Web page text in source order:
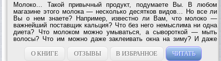
Молоко… Такой привычный продукт, подумаете Вы. В любом
магазине этого молока — несколько десятков видов… Но все ли
Вы о нем знаете? Например, известно ли Вам, что молоко —
важнейший поставщик кальция? Что без него немыслима ни одна
диета? Что молоком можно умываться, а сывороткой — мыть
волосы? Что им можно даже заклеивать окна на зиму? И даже
приготовить массу не только полезных, но и вкусных блюд? Вы
этого не знали? Тогда книга...
О КНИГЕ ОТЗЫВЫ В ИЗБРАННОЕ ЧИТАТЬ